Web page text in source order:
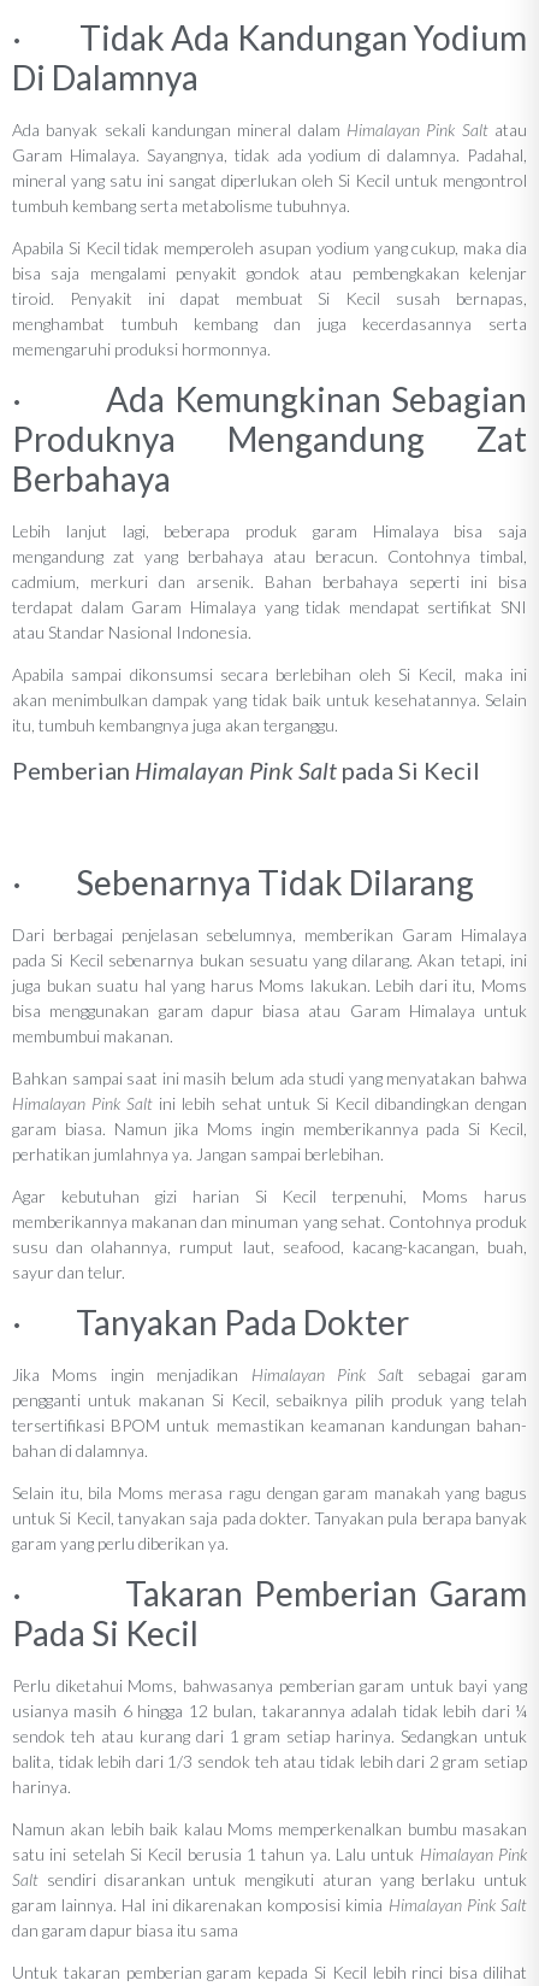
· Tidak Ada Kandungan Yodium
Di Dalamnya
Ada banyak sekali kandungan mineral dalam Himalayan Pink Saltatau
Garam Himalaya. Sayangnya, tidak ada yodium di dalamnya. Padahal,
mineral yang satu ini sangat diperlukan oleh Si Kecil untuk mengontrol
tumbuh kembang serta metabolisme tubuhnya.
Apabila Si Kecil tidak memperoleh asupan yodium yang cukup, maka dia
bisa saja mengalami penyakit gondok atau pembengkakan kelenjar
tiroid. Penyakit ini dapat membuat Si Kecil susah bernapas,
menghambat tumbuh kembang dan juga kecerdasannya serta
memengaruhi produksi hormonnya.
· Ada Kemungkinan Sebagian
Produknya Mengandung Zat
Berbahaya
Lebih lanjut lagi, beberapa produk garam Himalaya bisa saja
mengandung zat yang berbahaya atau beracun. Contohnya timbal,
cadmium, merkuri dan arsenik. Bahan berbahaya seperti ini bisa
terdapat dalam Garam Himalaya yang tidak mendapat sertifikat SNI
atau Standar Nasional Indonesia.
Apabila sampai dikonsumsi secara berlebihan oleh Si Kecil, maka ini
akan menimbulkan dampak yang tidak baik untuk kesehatannya. Selain
itu, tumbuh kembangnya juga akan terganggu.
Pemberian Himalayan Pink Salt pada Si Kecil
· Sebenarnya Tidak Dilarang
Dari berbagai penjelasan sebelumnya, memberikan Garam Himalaya
pada Si Kecil sebenarnya bukan sesuatu yang dilarang. Akan tetapi, ini
juga bukan suatu hal yang harus Moms lakukan. Lebih dari itu, Moms
bisa menggunakan garam dapur biasa atau Garam Himalaya untuk
membumbui makanan.
Bahkan sampai saat ini masih belum ada studi yang menyatakan bahwa
Himalayan Pink Saltini lebih sehat untuk Si Kecil dibandingkan dengan
garam biasa. Namun jika Moms ingin memberikannya pada Si Kecil,
perhatikan jumlahnya ya. Jangan sampai berlebihan.
Agar kebutuhan gizi harian Si Kecil terpenuhi, Moms harus
memberikannya makanan dan minuman yang sehat. Contohnya produk
susu dan olahannya, rumput laut, seafood, kacang-kacangan, buah,
sayur dan telur.
· Tanyakan Pada Dokter
Jika Moms ingin menjadikan Himalayan Pink Salt sebagai garam
pengganti untuk makanan Si Kecil, sebaiknya pilih produk yang telah
tersertifikasi BPOM untuk memastikan keamanan kandungan bahan-
bahan di dalamnya.
Selain itu, bila Moms merasa ragu dengan garam manakah yang bagus
untuk Si Kecil, tanyakan saja pada dokter. Tanyakan pula berapa banyak
garam yang perlu diberikan ya.
· Takaran Pemberian Garam
Pada Si Kecil
Perlu diketahui Moms, bahwasanya pemberian garam untuk bayi yang
usianya masih 6 hingga 12 bulan, takarannya adalah tidak lebih dari ¼
sendok teh atau kurang dari 1 gram setiap harinya. Sedangkan untuk
balita, tidak lebih dari 1/3 sendok teh atau tidak lebih dari 2 gram setiap
harinya.
Namun akan lebih baik kalau Moms memperkenalkan bumbu masakan
satu ini setelah Si Kecil berusia 1 tahun ya. Lalu untuk Himalayan Pink
Salt sendiri disarankan untuk mengikuti aturan yang berlaku untuk
garam lainnya. Hal ini dikarenakan komposisi kimia Himalayan Pink Salt
dan garam dapur biasa itu sama
Untuk takaran pemberian garam kepada Si Kecil lebih rinci bisa dilihat